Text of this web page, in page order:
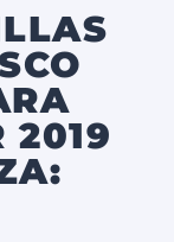
2019